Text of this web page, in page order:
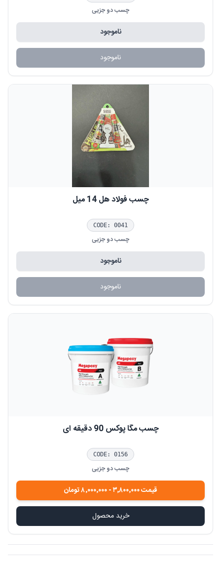
چسب دو جزیی
ناموجود
ناموجود
چسب فولاد هل 14 میل
CODE: 0041
چسب دو جزیی
ناموجود
ناموجود
چسب مگا پوکس 90 دقیقه ای
CODE: 0156
چسب دو جزیی
قیمت۳٬۸۰۰٬۰۰۰-۸٬۰۰۰٬۰۰۰تومان
خرید محصول